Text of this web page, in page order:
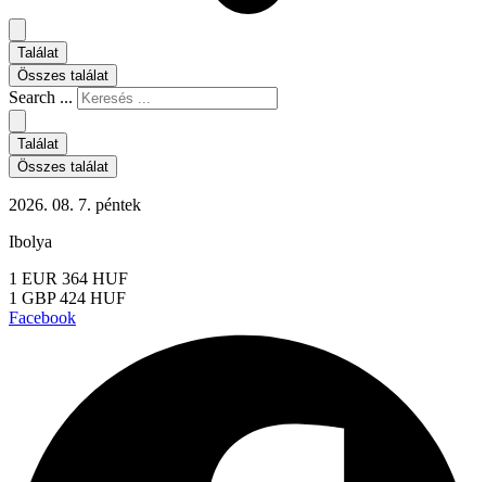
Találat
Összes találat
Search ...
Találat
Összes találat
2026. 08. 7. péntek
Ibolya
1 EUR 364 HUF
1 GBP 424 HUF
Facebook